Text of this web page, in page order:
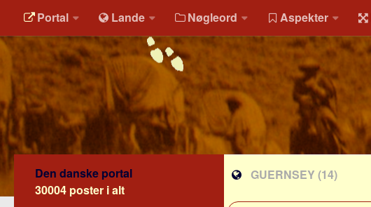
Portal Lande Nøgleord Aspekter
GUERNSEY (14)
Den danske portal
30004 poster i alt